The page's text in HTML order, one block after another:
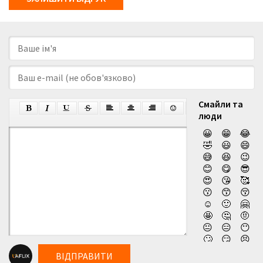
Смайли та
люди
😀
😁
😂
🤣
😃
😄
😅
😆
😉
😊
😋
😎
😍
😘
🥰
😗
😙
😚
☺️
🙂
🤗
🤩
🤔
🤨
😐
😑
😶
🙄
😏
😣
ВІДПРАВИТИ